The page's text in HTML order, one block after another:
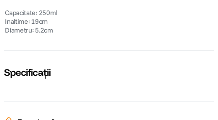
 Capacitate: 250ml
 Inaltime: 19cm
 Diametru: 5.2cm
Specificații